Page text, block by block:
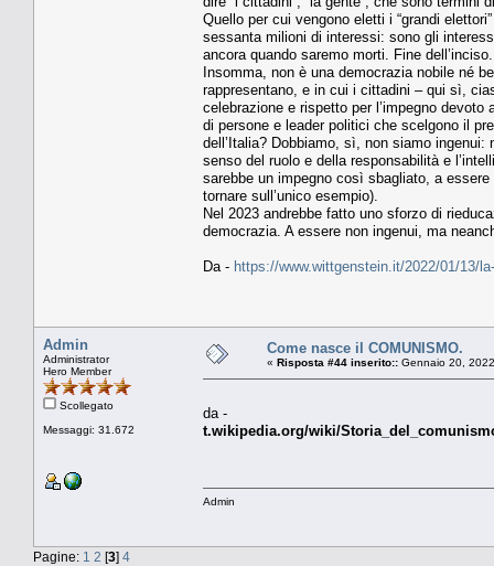
Quello per cui vengono eletti i “grandi
sessanta milioni di interessi: sono gli
ancora quando saremo morti. Fine dell’inciso.
Insomma, non è una democrazia nobile né
rappresentano, e in cui i cittadini – qui sì,
celebrazione e rispetto per l’impegno
di persone e leader politici che scelgono il
dell’Italia? Dobbiamo, sì, non siamo
senso del ruolo e della responsabilità e
sarebbe un impegno così sbagliato, a
tornare sull’unico esempio).
Nel 2023 andrebbe fatto uno sforzo di
democrazia. A essere non ingenui, ma
Da - https://www.wittgenstein.it/2022/01/13/
Admin
Administrator
Hero Member
Scollegato
Messaggi: 31.672
Come nasce il COMUNISMO.
« Risposta #44 inserito:: Gennaio 20,
da -
t.wikipedia.org/wiki/
Admin
Pagine: 1 2 [3] 4